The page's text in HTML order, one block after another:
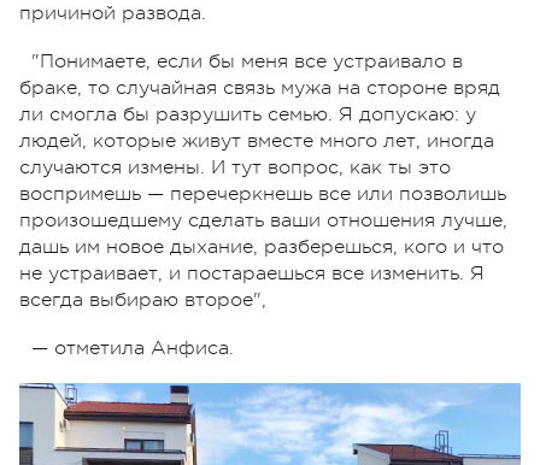
причиной развода.
"Понимаете, если бы меня все устраивало в
браке, то случайная связь мужа на стороне вряд
ли смогла бы разрушить семью. Я допускаю: у
людей, которые живут вместе много лет, иногда
случаются измены. И тут вопрос, как ты это
воспримешь — перечеркнешь все или позволишь
произошедшему сделать ваши отношения лучше,
дашь им новое дыхание, разберешься, кого и что
не устраивает, и постараешься все изменить. Я
всегда выбираю второе",
— отметила Анфиса.